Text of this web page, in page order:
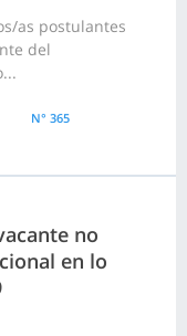
as postulantes
del
N° 365
no
en lo